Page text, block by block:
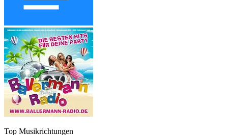
Top Musikrichtungen